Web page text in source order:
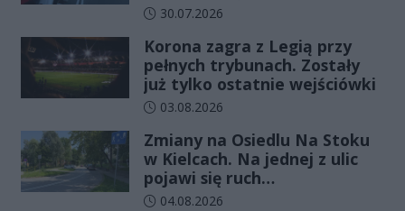
Data dodania artykułu:
30.07.2026
Korona zagra z Legią przy
pełnych trybunach. Zostały
już tylko ostatnie wejściówki
Data dodania artykułu:
03.08.2026
Zmiany na Osiedlu Na Stoku
w Kielcach. Na jednej z ulic
pojawi się ruch
jednokierunkowy
Data dodania artykułu:
04.08.2026